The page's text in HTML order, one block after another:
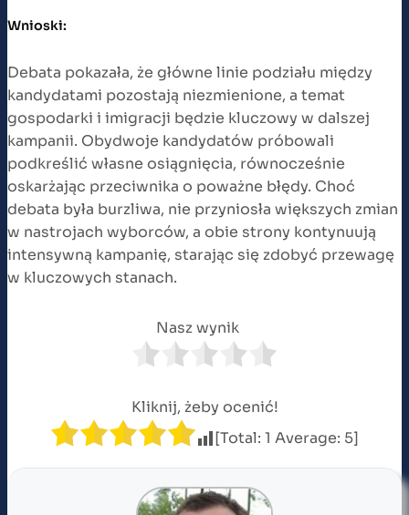
Wnioski:
Debata pokazała, że główne linie podziału między
kandydatami pozostają niezmienione, a temat
gospodarki i imigracji będzie kluczowy w dalszej
kampanii. Obydwoje kandydatów próbowali
podkreślić własne osiągnięcia, równocześnie
oskarżając przeciwnika o poważne błędy. Choć
debata była burzliwa, nie przyniosła większych zmian
w nastrojach wyborców, a obie strony kontynuują
intensywną kampanię, starając się zdobyć przewagę
w kluczowych stanach.
Nasz wynik
Kliknij, żeby ocenić!
[Total: 1 Average: 5]